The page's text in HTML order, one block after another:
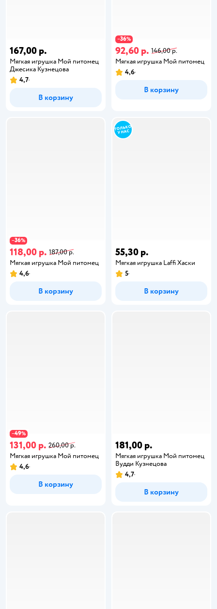
167,00 р.
Мягкая игрушка Мой питомец
Джесика Кузнецова
4,7
В корзину
−36%
92,60 р. 146,00 р.
Мягкая игрушка Мой питомец
4,6
В корзину
−36%
118,00 р. 187,00 р.
Мягкая игрушка Мой питомец
4,6
В корзину
55,30 р.
Мягкая игрушка Laffi Хаски
5
В корзину
−49%
131,00 р. 260,00 р.
Мягкая игрушка Мой питомец
4,6
В корзину
181,00 р.
Мягкая игрушка Мой питомец
Вудди Кузнецова
4,7
В корзину